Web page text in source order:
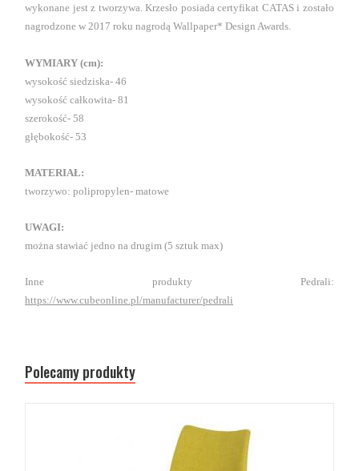
wykonane jest z tworzywa.Krzesło posiada certyfikat CATAS i zostało
nagrodzone w 2017 roku nagrodą Wallpaper* Design Awards.
WYMIARY (cm):
wysokość siedziska- 46
wysokość całkowita- 81
szerokość- 58
głębokość- 53
MATERIAŁ:
tworzywo: polipropylen- matowe
UWAGI:
można stawiać jedno na drugim (5 sztuk max)
Inne produkty Pedrali:
https://www.cubeonline.pl/manufacturer/pedrali
Polecamy produkty